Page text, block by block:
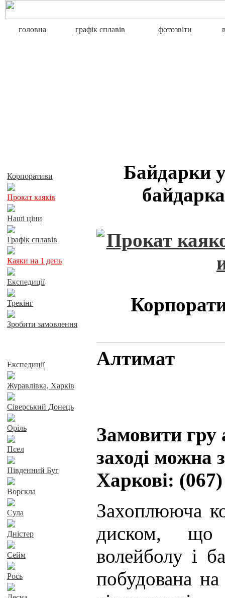
головна графік сплавів фотозвіти
Корпоративи
Прокат каяків
Наші ціни
Графік сплавів
Каяки на 1 день
Експедиції
Трекінг
Зробити замовлення
Експедиції
Журавлівка, Харків
Сіверський Донець
Оріль
Псел
Південний Буг
Ворскла
Сула
Дністер
Сейм
Рось
Байдарки
Алтимат
Замовити
заході можна
Харкові:
Захоплююча
диском, що
волейболу і
побудована